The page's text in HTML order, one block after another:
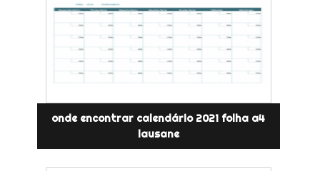
onde encontrar calendário 2021 folha a4
lausane